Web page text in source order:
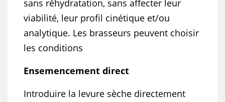
sans réhydratation, sans affecter leur
viabilité, leur profil cinétique et/ou
analytique. Les brasseurs peuvent choisir
les conditions
Ensemencement direct
Introduire la levure sèche directement